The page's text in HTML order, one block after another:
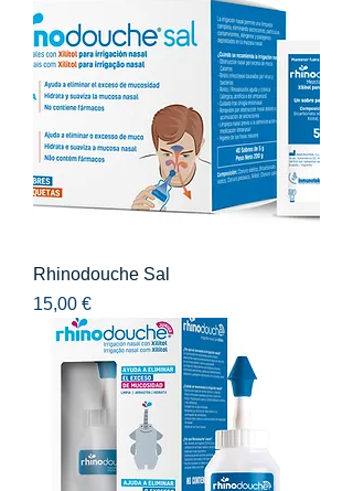
Rhinodouche Sal
Precio
15,00 €